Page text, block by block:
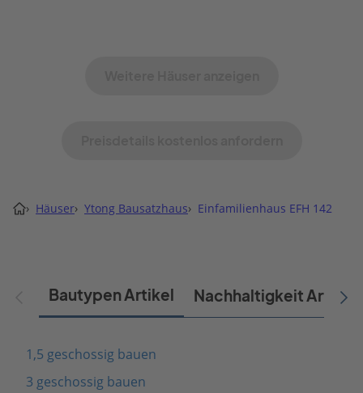
› Häuser› Ytong Bausatzhaus› Einfamilienhaus EFH 142
Bautypen Artikel Nachhaltigkeit Artikel
1,5 geschossig bauen
3 geschossig bauen